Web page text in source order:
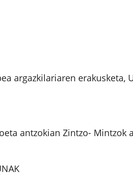
argazkilariaren erakusketa,
antzokian Zintzo- Mintzok